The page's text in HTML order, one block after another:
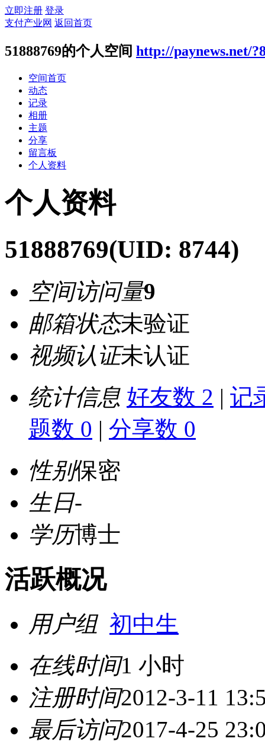
立即注册 登录
支付产业网 返回首页
51888769的个人空间 http://paynews.net/
空间首页
动态
记录
相册
主题
分享
留言板
个人资料
个人资料
51888769(UID: 8744)
空间访问量9
邮箱状态未验证
视频认证未认证
统计信息 好友数 2 | 记
题数 0 | 分享数 0
性别保密
生日-
学历博士
活跃概况
用户组 初中生
在线时间1 小时
注册时间2012-3-11
最后访问2017-4-25